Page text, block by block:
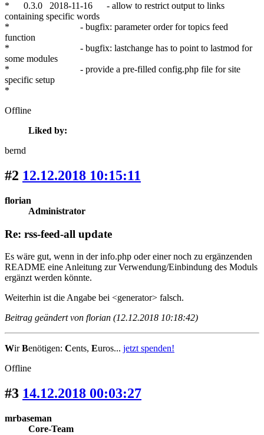
* 0.3.0 2018-11-16 - allow to restrict output to links
containing specific words
* - bugfix: parameter order for topics feed
function
* - bugfix: lastchange has to point to lastmod for
some modules
* - provide a pre-filled config.php file for site
specific setup
*
Offline
Liked by:
bernd
#2 12.12.2018 10:15:11
florian
Administrator
Re: rss-feed-all update
Es wäre gut, wenn in der info.php oder einer noch zu ergänzenden
README eine Anleitung zur Verwendung/Einbindung des Moduls
ergänzt werden könnte.
Weiterhin ist die Angabe bei <generator> falsch.
Beitrag geändert von florian (12.12.2018 10:18:42)
WirBenötigen: Cents, Euros... jetzt spenden!
Offline
#3 14.12.2018 00:03:27
mrbaseman
Core-Team